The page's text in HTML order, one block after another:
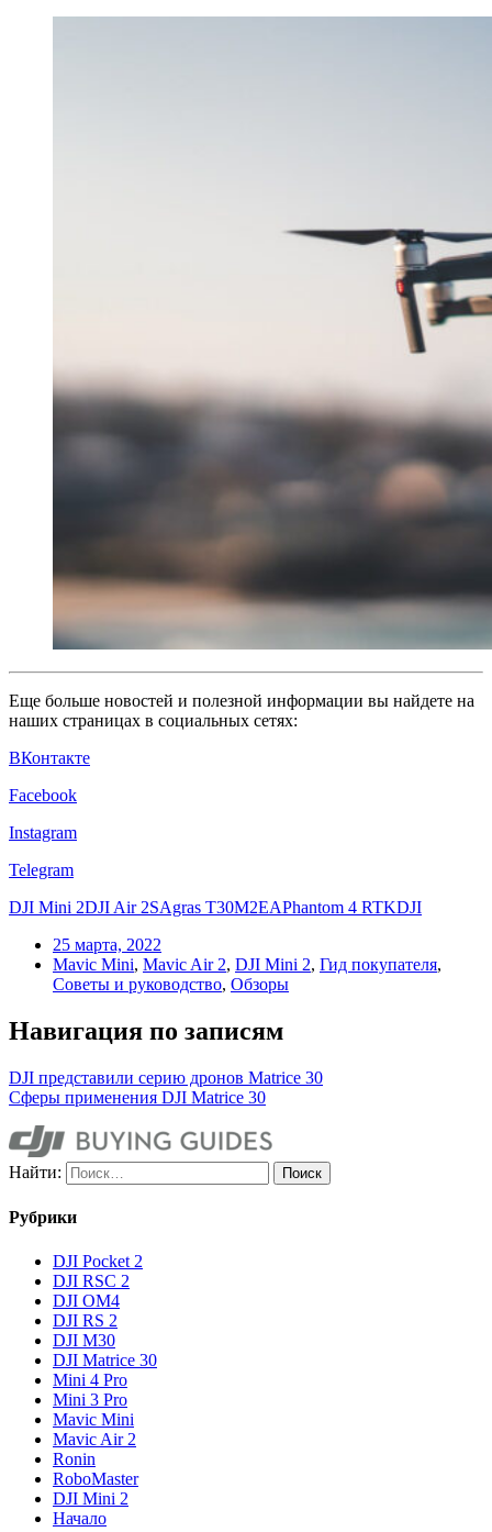
Еще больше новостей и полезной информации вы найдете на
наших страницах в социальных сетях:
ВКонтакте
Facebook
Instagram
Telegram
DJI Mini 2DJI Air 2SAgras T30M2EAPhantom 4 RTKDJI
25 марта, 2022
Mavic Mini, Mavic Air 2, DJI Mini 2, Гид покупателя,
Советы и руководство, Обзоры
Навигация по записям
DJI представили серию дронов Matrice 30
Сферы применения DJI Matrice 30
Найти:
Рубрики
DJI Pocket 2
DJI RSC 2
DJI OM4
DJI RS 2
DJI M30
DJI Matrice 30
Mini 4 Pro
Mini 3 Pro
Mavic Mini
Mavic Air 2
Ronin
RoboMaster
DJI Mini 2
Начало